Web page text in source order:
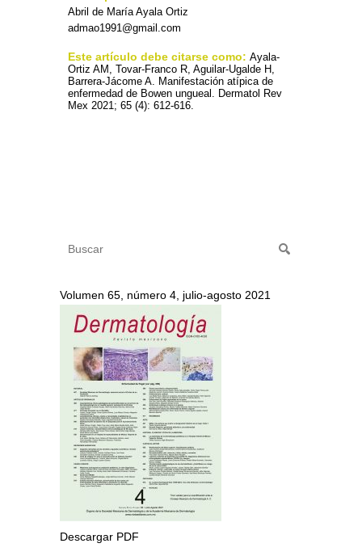
Abril de María Ayala Ortiz
admao1991@gmail.com
Este artículo debe citarse como: Ayala-
Ortiz AM, Tovar-Franco R, Aguilar-Ugalde H,
Barrera-Jácome A. Manifestación atípica de
enfermedad de Bowen ungueal. Dermatol Rev
Mex 2021; 65 (4): 612-616.
Volumen 65, número 4, julio-agosto 2021
Descargar PDF